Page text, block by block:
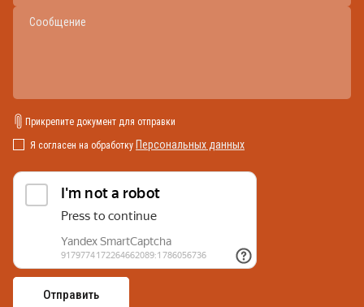
Прикрепите документ для отправки
Я согласен на обработку Персональных данных